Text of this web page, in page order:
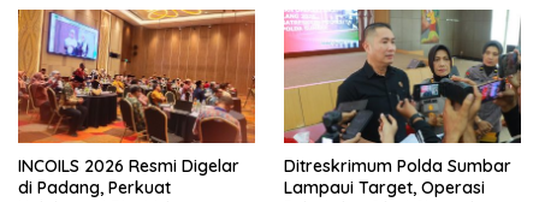
INCOILS 2026 Resmi Digelar
di Padang, Perkuat
Ditreskrimum Polda Sumbar
Lampaui Target, Operasi